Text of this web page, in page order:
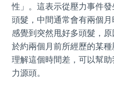
性」。這表示從壓力事件
頭髮，中間通常會有兩個
感覺到突然甩好多頭髮，
於約兩個月前所經歷的某種
理解這個時間差，可以幫
力源頭。